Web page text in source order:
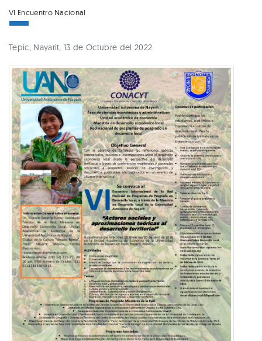
VI Encuentro Nacional
Tepic, Nayarit, 13 de Octubre del 2022